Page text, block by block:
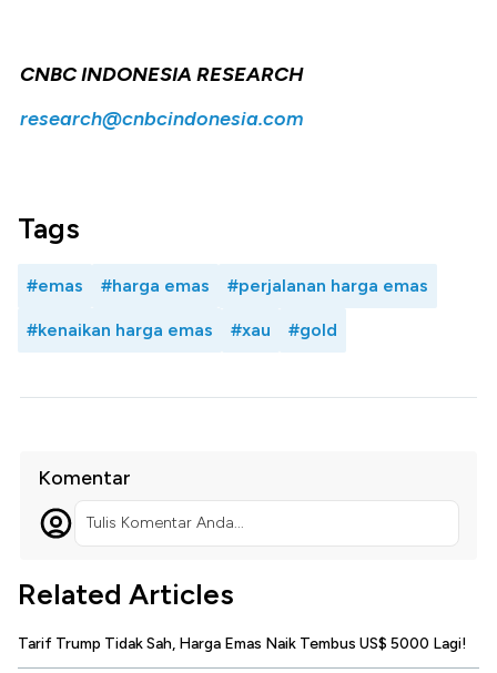
CNBC INDONESIA RESEARCH
research@cnbcindonesia.com
Tags
#emas #harga emas #perjalanan harga emas
#kenaikan harga emas #xau #gold
Komentar
Tulis Komentar Anda...
Related Articles
Tarif Trump Tidak Sah, Harga Emas Naik Tembus US$ 5000 Lagi!